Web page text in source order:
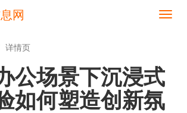
切
网
详情页
公场景下沉浸式
如何塑造创新氛